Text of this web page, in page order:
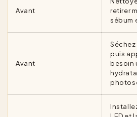
Avant
retirer
sébum
Avant
puis
besoin